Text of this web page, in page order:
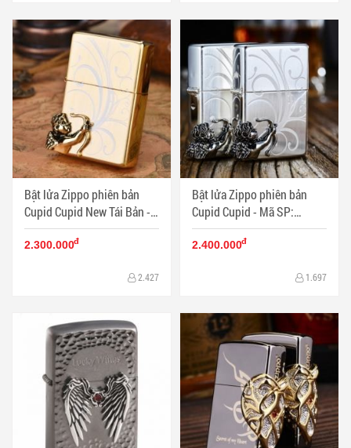
Bật lửa Zippo phiên bản
Cupid Cupid New Tái Bản -
Mã SP: ZPC0466
2.300.000đ
2.427
Bật lửa Zippo phiên bản
Cupid Cupid - Mã SP:
ZPC0459
2.400.000đ
1.697